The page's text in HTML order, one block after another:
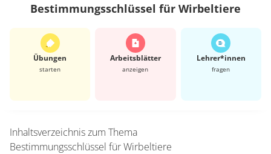
Bestimmungsschlüssel für Wirbeltiere
Übungen
starten
Arbeits­blätter
anzeigen
Lehrer*​innen
fragen
Inhaltsverzeichnis zum Thema
Bestimmungsschlüssel für Wirbeltiere